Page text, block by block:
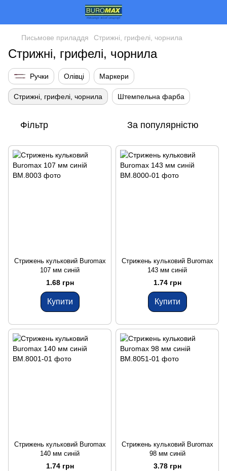
Письмове приладдя Стрижні, грифелі, чорнила
Стрижні, грифелі, чорнила
Ручки Олівці Маркери
Стрижні, грифелі, чорнила Штемпельна фарба
Фільтр За популярністю
Стрижень кульковий Buromax
107 мм синій
1.68 грн
Купити
Стрижень кульковий Buromax
143 мм синій
1.74 грн
Купити
Стрижень кульковий Buromax
140 мм синій
1.74 грн
Стрижень кульковий Buromax
98 мм синій
3.78 грн